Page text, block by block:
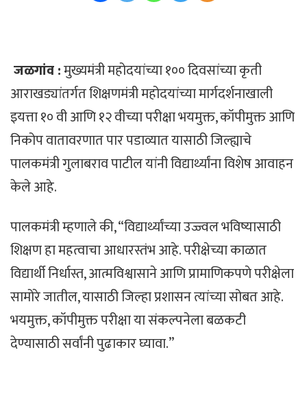
जळगांव :मुख्यमंत्री महोदयांच्या १०० दिवसांच्या कृती
आराखड्यांतर्गत शिक्षणमंत्री महोदयांच्या मार्गदर्शनाखाली
इयत्ता १० वी आणि १२ वीच्या परीक्षा भयमुक्त, कॉपीमुक्त आणि
निकोप वातावरणात पार पडाव्यात यासाठी जिल्ह्याचे
पालकमंत्री गुलाबराव पाटील यांनी विद्यार्थ्यांना विशेष आवाहन
केले आहे.
पालकमंत्री म्हणाले की, “विद्यार्थ्यांच्या उज्ज्वल भविष्यासाठी
शिक्षण हा महत्वाचा आधारस्तंभ आहे. परीक्षेच्या काळात
विद्यार्थी निर्धास्त, आत्मविश्वासाने आणि प्रामाणिकपणे परीक्षेला
सामोरे जातील, यासाठी जिल्हा प्रशासन त्यांच्या सोबत आहे.
भयमुक्त, कॉपीमुक्त परीक्षा या संकल्पनेला बळकटी
देण्यासाठी सर्वांनी पुढाकार घ्यावा.”